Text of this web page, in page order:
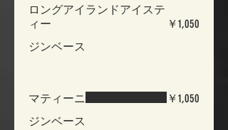
ロングアイランドアイステ
ィー
ジンベース
￥1,050
マティーニ
ジンベース
￥1,050